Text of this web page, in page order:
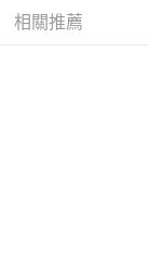
相關推薦